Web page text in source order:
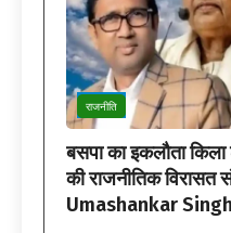
राजनीति
बसपा का इकलौता
की राजनीतिक विरासत
Umashankar